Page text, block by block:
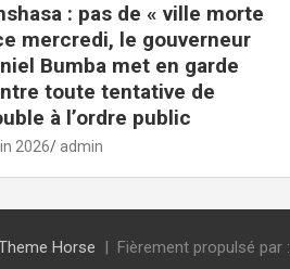
: pas de « ville morte
mercredi, le gouverneur
Bumba met en garde
toute tentative de
à l’ordre public
2026 admin
Horse Fièrement propulsé par :